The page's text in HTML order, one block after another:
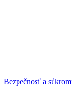
Bezpečnosť a